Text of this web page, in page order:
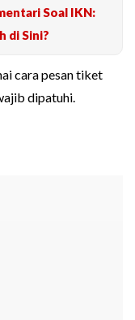
Soal IKN:
di Sini?
cara pesan tiket
dipatuhi.